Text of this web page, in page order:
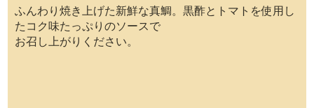
ふんわり焼き上げた新鮮な真鯛。黒酢とトマトを使用し
たコク味たっぷりのソースで
お召し上がりください。